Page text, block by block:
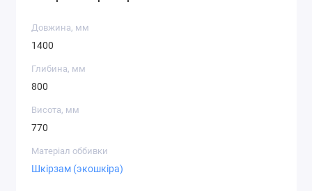
Довжина, мм
1400
Глибина, мм
800
Висота, мм
770
Матеріал оббивки
Шкірзам (экошкіра)